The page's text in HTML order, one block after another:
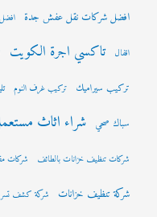
افضل شركات نقل عفش جدة
اقفال تاكسي اجرة الكويت
تركيب سيراميك تركيب غرف النوم
سباك صحي شراء اثاث
شركات تنظيف خزانات بالطائف شركات
شركة تنظيف خزانات شركة كشف